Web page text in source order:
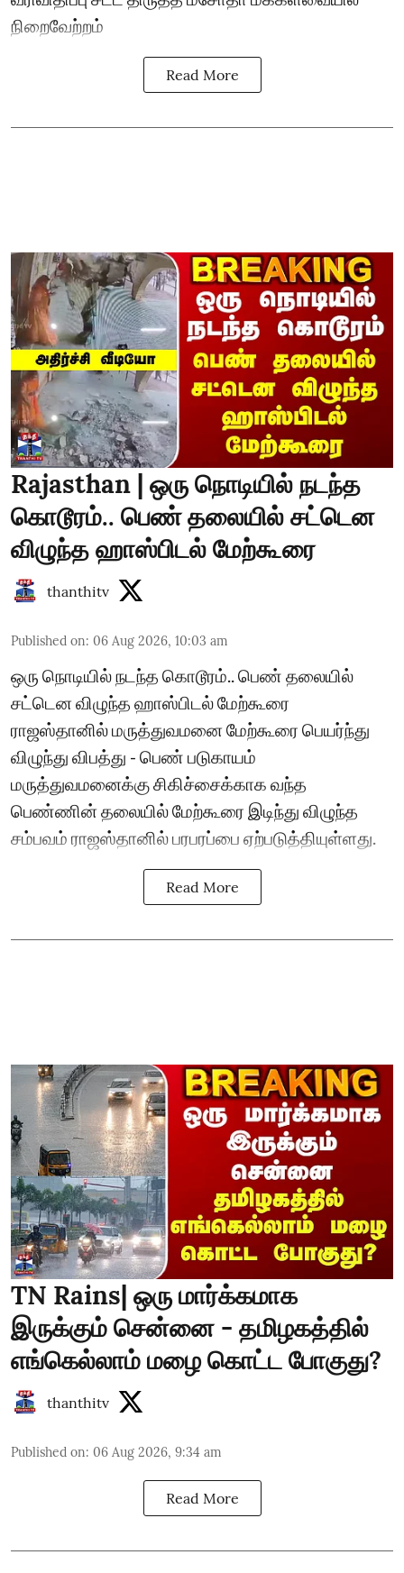
நிறைவேற்றம்
Read More
Rajasthan | ஒரு நொடியில் நடந்த
கொடூரம்.. பெண் தலையில் சட்டென
விழுந்த ஹாஸ்பிடல் மேற்கூரை
thanthitv
Published on: 06 Aug 2026, 10:03 am
ஒரு நொடியில் நடந்த கொடூரம்.. பெண் தலையில்
சட்டென விழுந்த ஹாஸ்பிடல் மேற்கூரை
ராஜஸ்தானில் மருத்துவமனை மேற்கூரை பெயர்ந்து
விழுந்து விபத்து - பெண் படுகாயம்
மருத்துவமனைக்கு சிகிச்சைக்காக வந்த
பெண்ணின் தலையில் மேற்கூரை இடிந்து விழுந்த
சம்பவம் ராஜஸ்தானில் பரபரப்பை ஏற்படுத்தியுள்ளது.
Read More
TN Rains| ஒரு மார்க்கமாக
இருக்கும் சென்னை - தமிழகத்தில்
எங்கெல்லாம் மழை கொட்ட போகுது?
thanthitv
Published on: 06 Aug 2026, 9:34 am
Read More